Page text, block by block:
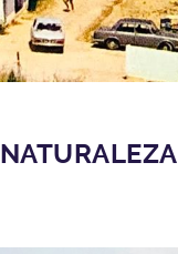
NATURALEZA